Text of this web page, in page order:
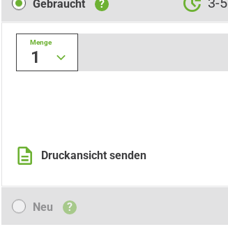
Gebraucht ?
1
Menge
Druckansicht senden
Neu
Neu ?